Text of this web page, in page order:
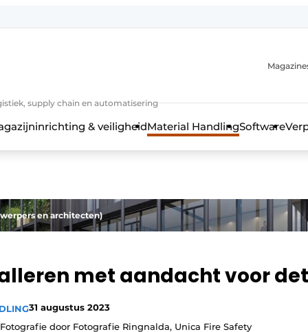
supply chain en automatisering
& veiligheidMaterial HandlingSoftware
en architecten)
met aandacht voor
31 augustus 2023
Fotografie door Fotografie Ringnalda, Unica Fire Safety